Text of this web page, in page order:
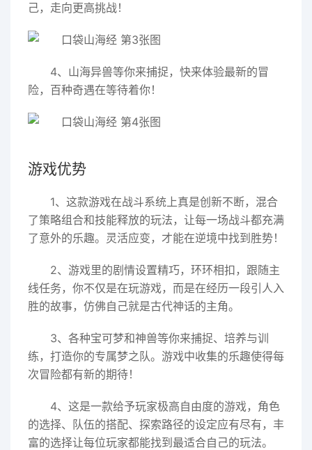
己，走向更高挑战！
4、山海异兽等你来捕捉，快来体验最新的冒
险，百种奇遇在等待着你！
游戏优势
1、这款游戏在战斗系统上真是创新不断，混合
了策略组合和技能释放的玩法，让每一场战斗都充满
了意外的乐趣。灵活应变，才能在逆境中找到胜势！
2、游戏里的剧情设置精巧，环环相扣，跟随主
线任务，你不仅是在玩游戏，而是在经历一段引人入
胜的故事，仿佛自己就是古代神话的主角。
3、各种宝可梦和神兽等你来捕捉、培养与训
练，打造你的专属梦之队。游戏中收集的乐趣使得每
次冒险都有新的期待！
4、这是一款给予玩家极高自由度的游戏，角色
的选择、队伍的搭配、探索路径的设定应有尽有，丰
富的选择让每位玩家都能找到最适合自己的玩法。